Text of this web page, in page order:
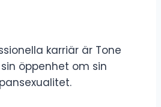
karriär är Tone
öppenhet om sin